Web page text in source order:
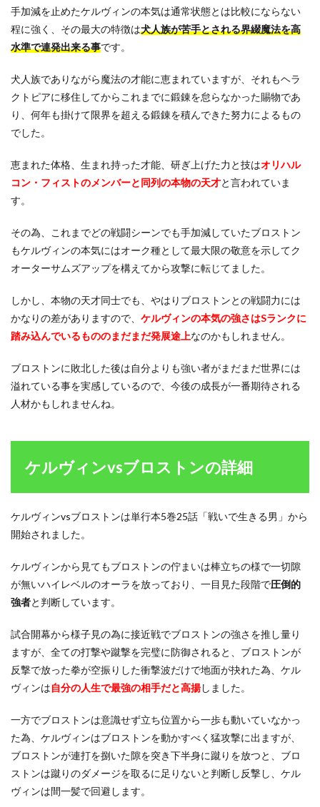
手加減を止めたケルヴィンの本気は通常状態とは比較にならない
程に強く、その最大の特徴は犬人族が苦手とされる界綴魔法を高
水準で連発出来る事です。
犬人族でありながら魔法の才能に恵まれていますが、それもヘラ
クトピアに移住してからこれまでに鍛錬を怠らなかった賜物であ
り、何年も掛けて限界を超える鍛錬を積んできた努力によるもの
でした。
恵まれた体格、生まれ持った才能、研ぎ上げた力と技はオリハル
コン・フィストのメンバーと同列の本物の天才と言われていま
す。
その為、これまでどの戦闘シーンでも手加減していたブロストン
もケルヴィンの本気にはオーク種として最大限の敬意を示してク
オーターサムズアップを構えてから攻撃に転じてました。
しかし、本物の天才同士でも、やはりブロストンとの戦闘力には
かなりの差がありますので、 ケルヴィンの本気の強さはSランクに
踏み込んでいるもののまだまだ発展途上なのかもしれません。
ブロストンに敗北した後は自分よりも強い者がまだまだ世界には
溢れている事を実感しているので、今後の成長が一番期待される
人材かもしれませんね。
ケルヴィンvsブロストンの詳細
ケルヴィンvsブロストンは単行本5巻25話「戦いで生きる男」から
開始されました。
ケルヴィンから見てもブロストンの佇まいは棒立ちの様で一切隙
が無いハイレベルのオーラを放っており、一目見た段階で圧倒的
強者と判断しています。
試合開幕から様子見の為に接近戦でブロストンの強さを推し量り
ますが、全ての打撃や蹴撃を完璧に防御されると、ブロストンが
反撃で放った拳が空振りした衝撃波だけで地面が抉れた為、ケル
ヴィンは自分の人生で最強の相手だと高揚しました。
一方でブロストンは意識せず立ち位置から一歩も動いていなかっ
た為、ケルヴィンはブロストンを動かすべく猛攻撃に出ますが、
ブロストンが連打を捌いた隙を突き下半身に蹴りを放つと、ブロ
ストンは蹴りのダメージを取るに足りないと判断し反撃し、ケル
ヴィンは間一髪で回避します。